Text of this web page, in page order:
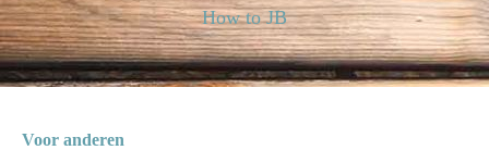
How to JB
Voor anderen